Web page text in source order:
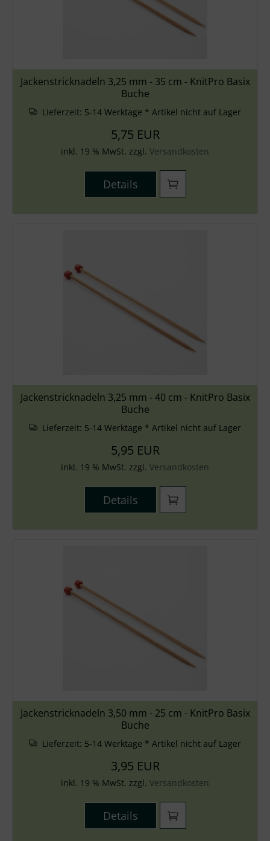
Jackenstricknadeln 3,25 mm - 35 cm - KnitPro Basix
Buche
Lieferzeit: 5-14 Werktage * Artikel nicht auf Lager
5,75 EUR
inkl. 19 % MwSt. zzgl. Versandkosten
Details
Jackenstricknadeln 3,25 mm - 40 cm - KnitPro Basix
Buche
Lieferzeit: 5-14 Werktage * Artikel nicht auf Lager
5,95 EUR
inkl. 19 % MwSt. zzgl. Versandkosten
Details
Jackenstricknadeln 3,50 mm - 25 cm - KnitPro Basix
Buche
Lieferzeit: 5-14 Werktage * Artikel nicht auf Lager
3,95 EUR
inkl. 19 % MwSt. zzgl. Versandkosten
Details